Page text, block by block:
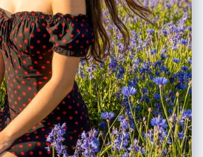
Format (The Final
a single prompt block optimized for
**Prompt Structure:** **[1.
Composition]** A **frameless, edge-to-
landscape representing **[Insert Work
contained in a box and shows **NO vertical
The terrain surface **fills the entire 16:9
way to the bottom corners. The composition
path** (The "Spine") connecting **7
&
continuous, rising expanse: * **[Layer 1 -
foreground surface, extending to the
3D text spelling "[Insert Work Title]" stands